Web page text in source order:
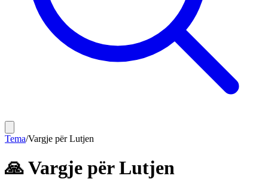
Tema/Vargje për Lutjen
🙏Vargje për Lutjen